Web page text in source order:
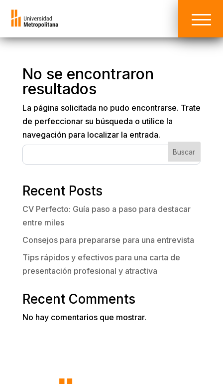
No se encontraron
resultados
La página solicitada no pudo encontrarse. Trate
de perfeccionar su búsqueda o utilice la
navegación para localizar la entrada.
Buscar
Recent Posts
CV Perfecto: Guía paso a paso para destacar
entre miles
Consejos para prepararse para una entrevista
Tips rápidos y efectivos para una carta de
presentación profesional y atractiva
Recent Comments
No hay comentarios que mostrar.